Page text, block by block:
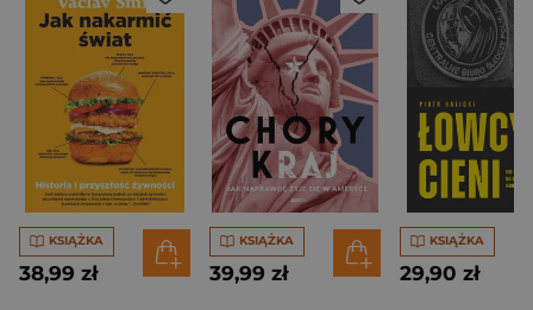
KSIĄŻKA
38,99 zł
KSIĄŻKA
39,99 zł
KSIĄŻKA
29,90 zł